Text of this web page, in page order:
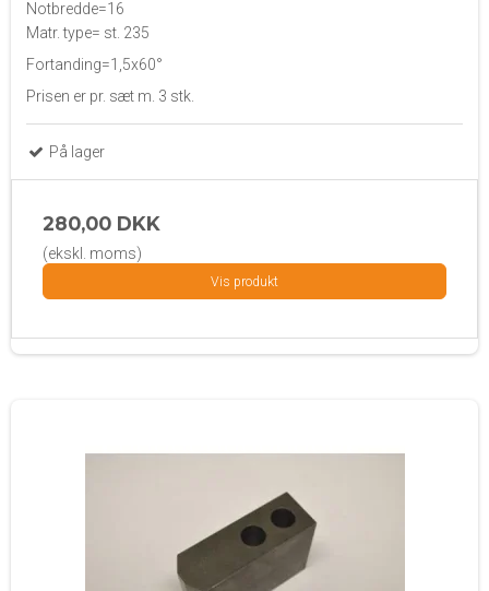
Notbredde=16
Matr. type= st. 235
Fortanding=1,5x60°
Prisen er pr. sæt m. 3 stk.
På lager
280,00 DKK
(ekskl. moms)
Vis produkt